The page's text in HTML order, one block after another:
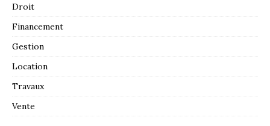
Droit
Financement
Gestion
Location
Travaux
Vente